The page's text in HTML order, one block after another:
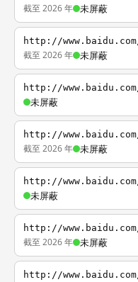
截至 2026 年 未屏蔽
http://
截至 2026 年 未屏蔽
http://www.baidu.com/
未屏蔽
http://
截至 2026 年 未屏蔽
http://
未屏蔽
http://
截至 2026 年 未屏蔽
http://